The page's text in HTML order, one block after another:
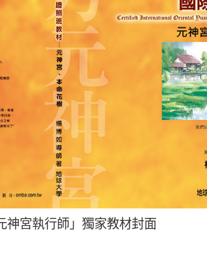
神宮執行師」獨家教材封面